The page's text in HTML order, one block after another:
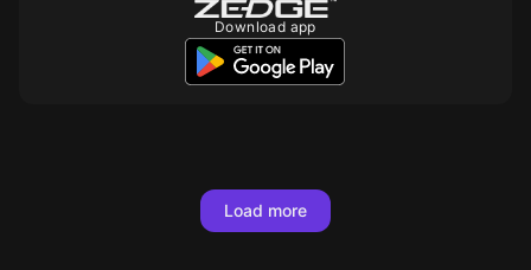
Download app
Load more